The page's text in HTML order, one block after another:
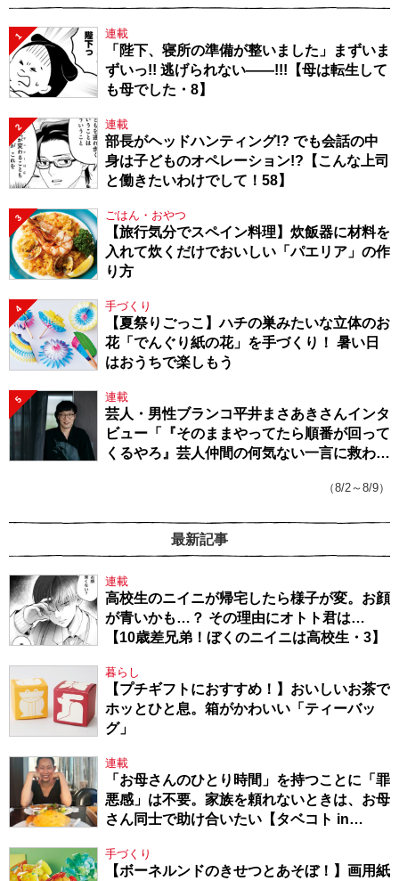
1 連載
「陛下、寝所の準備が整いました」まずいま
ずいっ!! 逃げられない――!!!【母は転生して
も母でした・8】
2 連載
部長がヘッドハンティング!? でも会話の中
身は子どものオペレーション!?【こんな上司
と働きたいわけでして！58】
3 ごはん・おやつ
【旅行気分でスペイン料理】炊飯器に材料を
入れて炊くだけでおいしい「パエリア」の作
り方
4 手づくり
【夏祭りごっこ】ハチの巣みたいな立体のお
花「でんぐり紙の花」を手づくり！ 暑い日
はおうちで楽しもう
5 連載
芸人・男性ブランコ平井まさあきさんインタ
ビュー「『そのままやってたら順番が回って
くるやろ』芸人仲間の何気ない一言に救われ
（8/2～8/9）
最新記事
連載
高校生のニイニが帰宅したら様子が変。お顔
が青いかも…？ その理由にオトト君は…
【10歳差兄弟！ぼくのニイニは高校生・3】
暮らし
【プチギフトにおすすめ！】おいしいお茶で
ホッとひと息。箱がかわいい「ティーバッ
グ」
連載
「お母さんのひとり時間」を持つことに「罪
悪感」は不要。家族を頼れないときは、お母
さん同士で助け合いたい【タベコト in
手づくり
【ボーネルンドのきせつとあそぼ！】画用紙